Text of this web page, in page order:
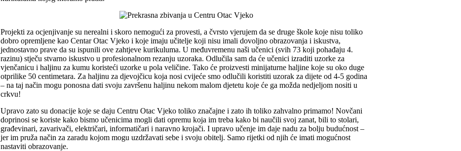
Projekti za ocjenjivanje su nerealni i skoro nemogući za provesti, a čvrsto vjerujem da se druge škole koje nisu toliko
dobro opremljene kao Centar Otac Vjeko i koje imaju učitelje koji nisu imali dovoljno obrazovanja i iskustva,
jednostavno prave da su ispunili ove zahtjeve kurikuluma. U međuvremenu naši učenici (svih 73 koji pohađaju 4.
razinu) stječu stvarno iskustvo u profesionalnom rezanju uzoraka. Odlučila sam da će učenici izraditi uzorke za
vjenčanicu i haljinu za kumu koristeći uzorke u pola veličine. Tako će proizvesti minijaturne haljine koje su oko duge
otprilike 50 centimetara. Za haljinu za djevojčicu koja nosi cvijeće smo odlučili koristiti uzorak za dijete od 4-5 godina
– na taj način mogu ponosna dati svoju završenu haljinu nekom malom djetetu koje će ga možda nedjeljom nositi u
crkvu!
Upravo zato su donacije koje se daju Centru Otac Vjeko toliko značajne i zato ih toliko zahvalno primamo! Novčani
doprinosi se koriste kako bismo učenicima mogli dati opremu koja im treba kako bi naučili svoj zanat, bili to stolari,
građevinari, zavarivači, električari, informatičari i naravno krojači. I upravo učenje im daje nadu za bolju budućnost –
jer im pruža način za zaradu kojom mogu uzdržavati sebe i svoju obitelj. Samo rijetki od njih će imati mogućnost
nastaviti obrazovanje.